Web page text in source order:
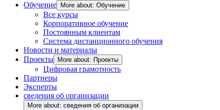
Обучение
More about: Обучение
Все курсы
Корпоративное обучение
Постоянным клиентам
Система дистанционного обучения
Новости и материалы
Проекты
More about: Проекты
Цифровая грамотность
Партнеры
Эксперты
сведения об организации
More about: сведения об организации